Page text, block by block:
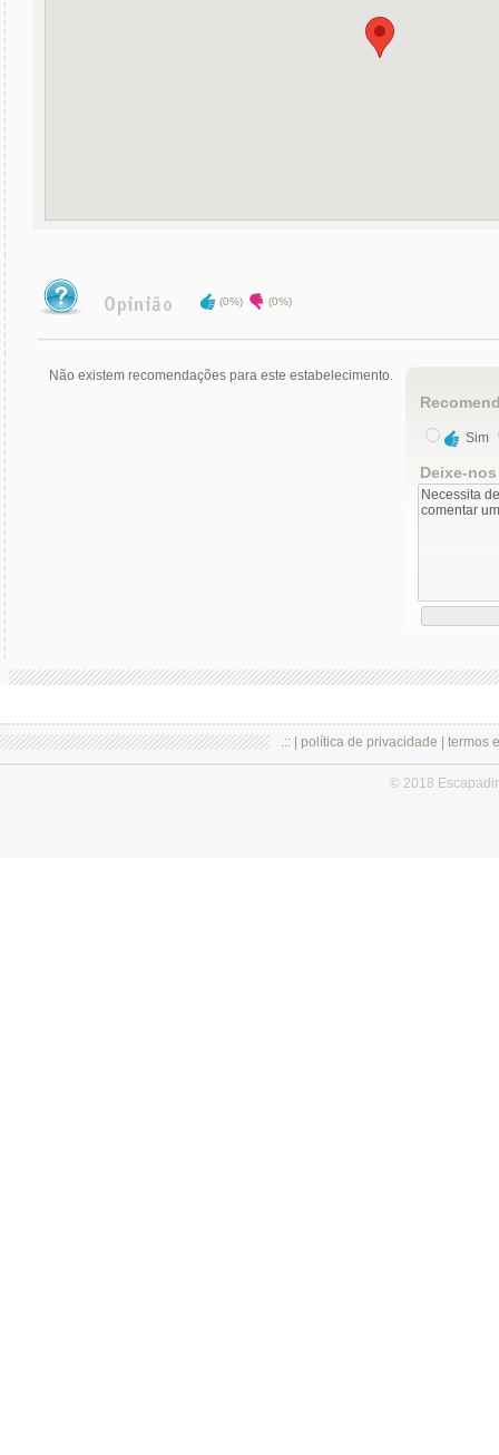
(0%) (0%)
Não existem recomendações para este estabelecimento.
Sim
Deixe-
.:: | política de privacidade termos
© 2018